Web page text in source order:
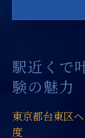
駅近
変化
東京
した
駅近くで
験の魅力
東京都台東区
度